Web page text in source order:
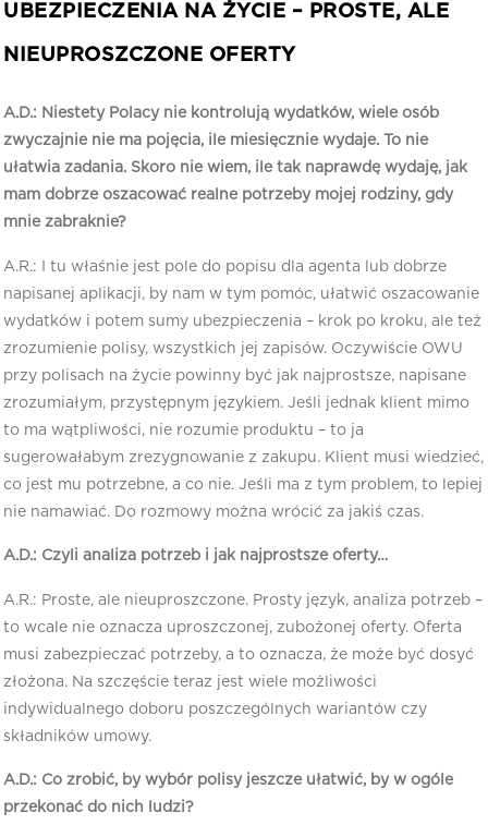
UBEZPIECZENIA NA ŻYCIE – PROSTE, ALE
NIEUPROSZCZONE OFERTY
A.D.: Niestety Polacy nie kontrolują wydatków, wiele osób
zwyczajnie nie ma pojęcia, ile miesięcznie wydaje. To nie
ułatwia zadania. Skoro nie wiem, ile tak naprawdę wydaję, jak
mam dobrze oszacować realne potrzeby mojej rodziny, gdy
mnie zabraknie?
A.R.: I tu właśnie jest pole do popisu dla agenta lub dobrze
napisanej aplikacji, by nam w tym pomóc, ułatwić oszacowanie
wydatków i potem sumy ubezpieczenia – krok po kroku, ale też
zrozumienie polisy, wszystkich jej zapisów. Oczywiście OWU
przy polisach na życie powinny być jak najprostsze, napisane
zrozumiałym, przystępnym językiem. Jeśli jednak klient mimo
to ma wątpliwości, nie rozumie produktu – to ja
sugerowałabym zrezygnowanie z zakupu. Klient musi wiedzieć,
co jest mu potrzebne, a co nie. Jeśli ma z tym problem, to lepiej
nie namawiać. Do rozmowy można wrócić za jakiś czas.
A.D.: Czyli analiza potrzeb i jak najprostsze oferty…
A.R.: Proste, ale nieuproszczone. Prosty język, analiza potrzeb –
to wcale nie oznacza uproszczonej, zubożonej oferty. Oferta
musi zabezpieczać potrzeby, a to oznacza, że może być dosyć
złożona. Na szczęście teraz jest wiele możliwości
indywidualnego doboru poszczególnych wariantów czy
składników umowy.
A.D.: Co zrobić, by wybór polisy jeszcze ułatwić, by w ogóle
przekonać do nich ludzi?